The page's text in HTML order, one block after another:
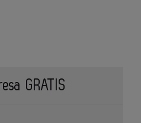
GRATIS